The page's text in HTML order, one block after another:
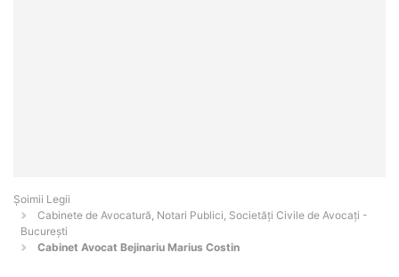
Șoimii Legii
Cabinete de Avocatură, Notari Publici, Societăți Civile de Avocați -
Bucureşti
Cabinet Avocat Bejinariu Marius Costin